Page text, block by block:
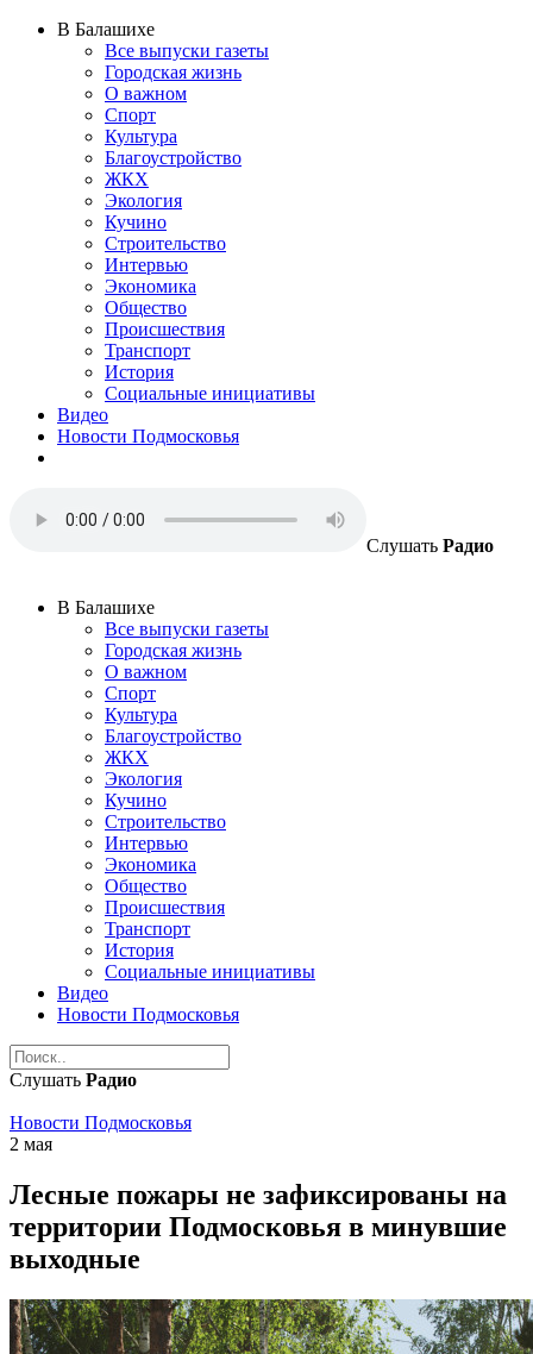
В Балашихе
Все выпуски газеты
Городская жизнь
О важном
Спорт
Культура
Благоустройство
ЖКХ
Экология
Кучино
Строительство
Интервью
Экономика
Общество
Происшествия
Транспорт
История
Социальные инициативы
Видео
Новости Подмосковья
Слушать Радио
В Балашихе
Все выпуски газеты
Городская жизнь
О важном
Спорт
Культура
Благоустройство
ЖКХ
Экология
Кучино
Строительство
Интервью
Экономика
Общество
Происшествия
Транспорт
История
Социальные инициативы
Видео
Новости Подмосковья
Слушать Радио
Новости Подмосковья
2 мая
Лесные пожары не зафиксированы на
территории Подмосковья в минувшие
выходные